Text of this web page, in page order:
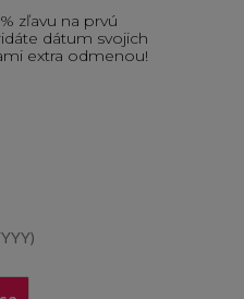
zľavu na prvú
dátum svojich
extra odmenou!